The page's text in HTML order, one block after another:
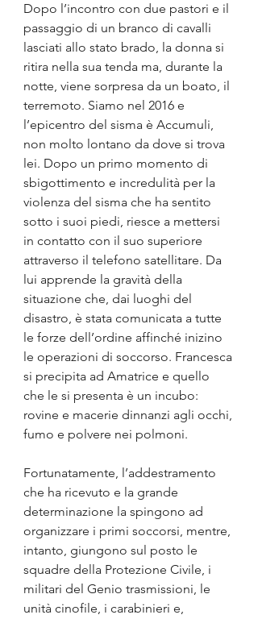
Dopo l’incontro con due pastori e il
passaggio di un branco di cavalli
lasciati allo stato brado, la donna si
ritira nella sua tenda ma, durante la
notte, viene sorpresa da un boato, il
terremoto. Siamo nel 2016 e
l’epicentro del sisma è Accumuli,
non molto lontano da dove si trova
lei. Dopo un primo momento di
sbigottimento e incredulità per la
violenza del sisma che ha sentito
sotto i suoi piedi, riesce a mettersi
in contatto con il suo superiore
attraverso il telefono satellitare. Da
lui apprende la gravità della
situazione che, dai luoghi del
disastro, è stata comunicata a tutte
le forze dell’ordine affinché inizino
le operazioni di soccorso. Francesca
si precipita ad Amatrice e quello
che le si presenta è un incubo:
rovine e macerie dinnanzi agli occhi,
fumo e polvere nei polmoni.
Fortunatamente, l’addestramento
che ha ricevuto e la grande
determinazione la spingono ad
organizzare i primi soccorsi, mentre,
intanto, giungono sul posto le
squadre della Protezione Civile, i
militari del Genio trasmissioni, le
unità cinofile, i carabinieri e,